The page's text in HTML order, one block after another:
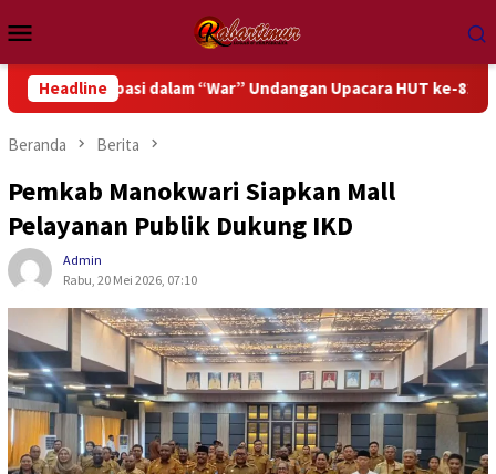
ke
kontenMobile
Headline
dalam “War” Undangan Upacara HUT ke-81 Kemerdekaan
Beranda Berita
Pemkab Manokwari Siapkan Mall
Pelayanan Publik Dukung IKD
Admin
Rabu, 20 Mei 2026, 07:10